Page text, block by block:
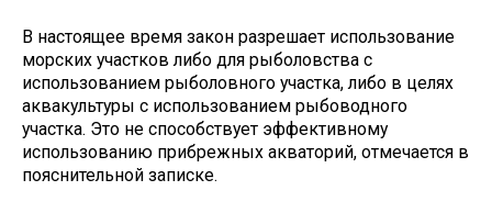
В настоящее время закон разрешает использование
морских участков либо для рыболовства с
использованием рыболовного участка, либо в целях
аквакультуры с использованием рыбоводного
участка. Это не способствует эффективному
использованию прибрежных акваторий, отмечается в
пояснительной записке.